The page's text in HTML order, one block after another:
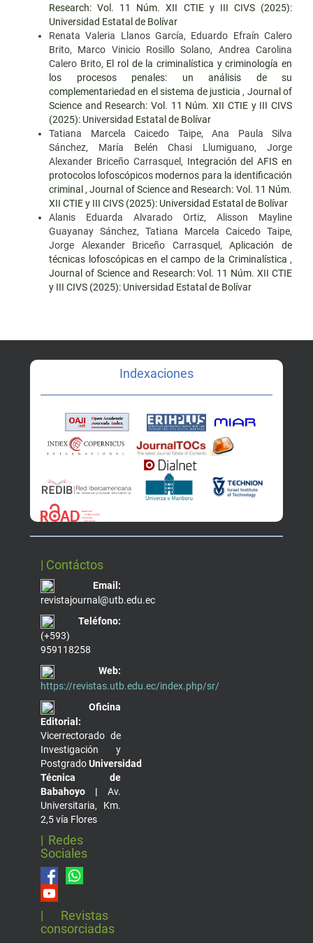
Research: Vol. 11 Núm. XII CTIE y III CIVS (2025):
Universidad Estatal de Bolívar
Renata Valeria Llanos García, Eduardo Efraín Calero
Brito, Marco Vinicio Rosillo Solano, Andrea Carolina
Calero Brito, El rol de la criminalística y criminología en
los procesos penales: un análisis de su
complementariedad en el sistema de justicia , Journal of
Science and Research: Vol. 11 Núm. XII CTIE y III CIVS
(2025): Universidad Estatal de Bolívar
Tatiana Marcela Caicedo Taipe, Ana Paula Silva
Sánchez, María Belén Chasi Llumiguano, Jorge
Alexander Briceño Carrasquel, Integración del AFIS en
protocolos lofoscópicos modernos para la identificación
criminal ,Journal of Science and Research: Vol. 11 Núm.
XII CTIE y III CIVS (2025): Universidad Estatal de Bolívar
Alanis Eduarda Alvarado Ortiz, Alisson Mayline
Guayanay Sánchez, Tatiana Marcela Caicedo Taipe,
Jorge Alexander Briceño Carrasquel,Aplicación de
técnicas lofoscópicas en el campo de la Criminalística ,
Journal of Science and Research: Vol. 11 Núm. XII CTIE
y III CIVS (2025): Universidad Estatal de Bolívar
Indexaciones
| Contáctos
Email:
revistajournal@utb.edu.ec
Teléfono:
(+593)
959118258
Web:
https://revistas.utb.edu.ec/index.php/sr/
Oficina
Editorial:
Vicerrectorado de
Investigación y
PostgradoUniversidad
Técnica de
Babahoyo | Av.
Universitaria, Km.
2,5 vía Flores
| Redes
Sociales
| Revistas
consorciadas